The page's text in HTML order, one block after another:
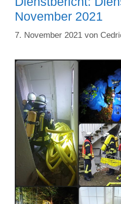
November 2021
7. November 2021 von